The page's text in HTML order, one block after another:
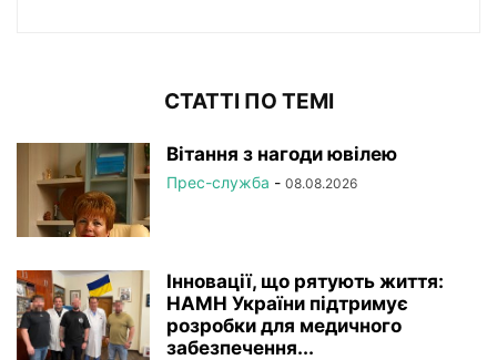
СТАТТІ ПО ТЕМІ
Вітання з нагоди ювілею
Прес-служба - 08.08.2026
Інновації, що рятують життя:
НАМН України підтримує
розробки для медичного
забезпечення...